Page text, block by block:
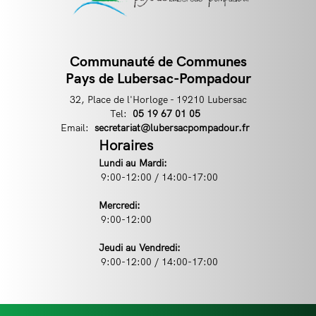
Contact
Communauté de Communes
Pays de Lubersac-Pompadour
32, Place de l'Horloge - 19210 Lubersac
Tel:
Téléphone
05 19 67 01 05
Email: Email
secretariat@lubersacpompadour.fr
Horaires
Lundi au Mardi:
9:00-12:00 / 14:00-17:00
Mercredi:
9:00-12:00
Jeudi au Vendredi:
9:00-12:00 / 14:00-17:00